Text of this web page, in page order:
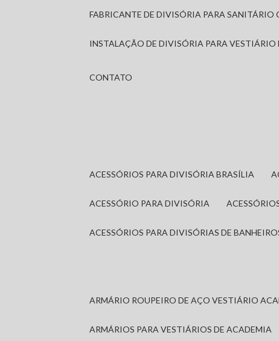
FABRICANTE DE DIVISÓRIA PARA
INSTALAÇÃO DE DIVISÓRIA PARA
CONTATO
ACESSÓRIOS PARA DIVISÓRIA BRASÍLIA
ACESSÓRIO PARA DIVISÓRIA
ACESSÓRIOS PARA DIVISÓRIAS DE
ARMÁRIO ROUPEIRO DE AÇO VESTIÁRIO
ARMÁRIOS PARA VESTIÁRIOS DE ACADEMIA